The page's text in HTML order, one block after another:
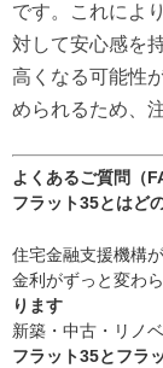
です。これによ
対して安心感を
高くなる可能性
められるため、
よくあるご質問（
フラット35とはど
住宅金融支援機構
金利がずっと変わら
ります
新築・中古・リノ
フラット35とフラ